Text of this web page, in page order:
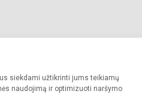
siekdami užtikrinti jums teikiamų
naudojimą ir optimizuoti naršymo
administracijos sutikimo griežtai